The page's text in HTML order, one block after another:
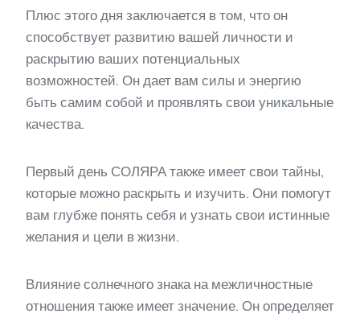
Плюс этого дня заключается в том, что он
способствует развитию вашей личности и
раскрытию ваших потенциальных
возможностей. Он дает вам силы и энергию
быть самим собой и проявлять свои уникальные
качества.
Первый день СОЛЯРА также имеет свои тайны,
которые можно раскрыть и изучить. Они помогут
вам глубже понять себя и узнать свои истинные
желания и цели в жизни.
Влияние солнечного знака на межличностные
отношения также имеет значение. Он определяет